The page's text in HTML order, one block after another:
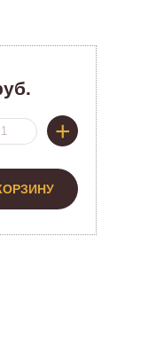
+